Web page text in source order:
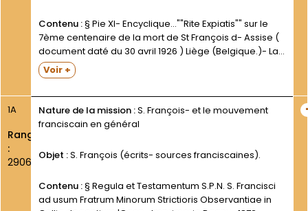
Contenu :§ Pie XI- Encyclique...""Rite Expiatis"" sur le
7ème centenaire de la mort de St François d- Assise (
document daté du 30 avril 1926 ) Liège (Belgique.)- La
Pensée Catholique- s.d.-.1 30 p. 17-5 cm- broché. Dans
une enveloppe. §...
Voir +
1A
Rang
:
2906
Nature de la mission :S. François- et le mouvement
franciscain en général
Objet :S. François (écrits- sources franciscaines).
Contenu :§ Regula et Testamentum S.P.N. S. Francisci
ad usum Fratrum Minorum Strictioris Observantiae in